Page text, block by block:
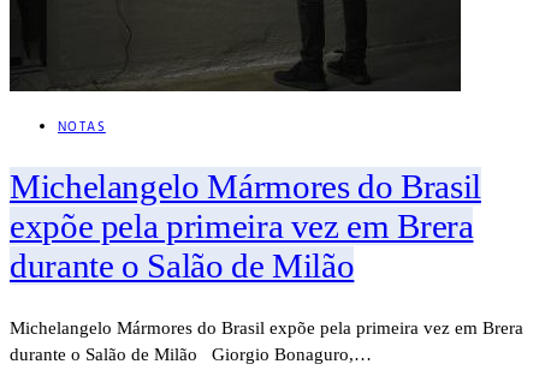
NOTAS
Michelangelo Mármores do Brasil
expõe pela primeira vez em Brera
durante o Salão de Milão
Michelangelo Mármores do Brasil expõe pela primeira vez em Brera
durante o Salão de Milão Giorgio Bonaguro,…